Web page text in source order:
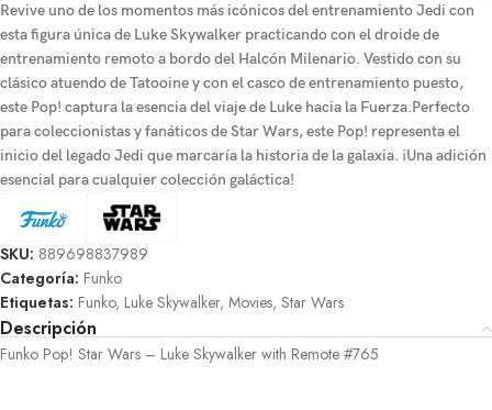
Revive uno de los momentos más icónicos del entrenamiento Jedi con
esta figura única de Luke Skywalker practicando con el droide de
entrenamiento remoto a bordo del Halcón Milenario. Vestido con su
clásico atuendo de Tatooine y con el casco de entrenamiento puesto,
este Pop! captura la esencia del viaje de Luke hacia la Fuerza.Perfecto
para coleccionistas y fanáticos de Star Wars, este Pop! representa el
inicio del legado Jedi que marcaría la historia de la galaxia. ¡Una adición
esencial para cualquier colección galáctica!
SKU: 889698837989
Categoría: Funko
Etiquetas: Funko, Luke Skywalker, Movies, Star Wars
Descripción
Funko Pop! Star Wars – Luke Skywalker with Remote #765